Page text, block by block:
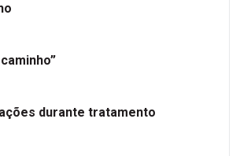
durante tratamento